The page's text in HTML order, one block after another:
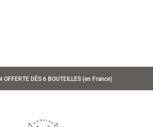
OFFERTE DÈS 6 BOUTEILLES (en France)